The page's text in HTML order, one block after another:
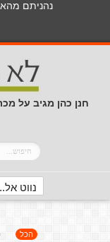
נהניתם
חנן כהן מגיב על
הכל